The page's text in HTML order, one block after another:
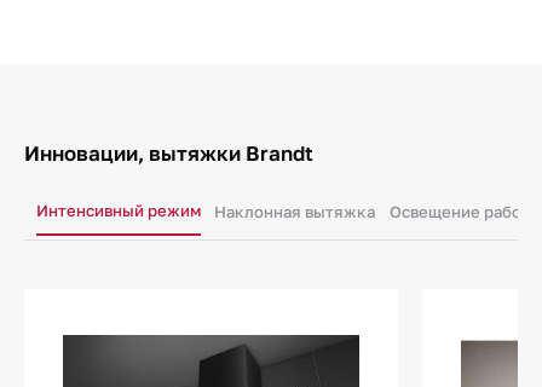
Инновации, вытяжки Brandt
Интенсивный режим Наклонная вытяжка Освещение